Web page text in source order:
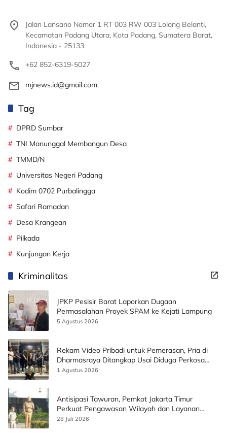
Jalan Lansano Nomor 1 RT 003 RW 003 Lolong Belanti,
Kecamatan Padang Utara, Kota Padang, Sumatera Barat,
Indonesia - 25133
+62 852-6319-5027
mjnews.id@gmail.com
Tag
DPRD Sumbar
TNI Manunggal Membangun Desa
TMMD/N
Universitas Negeri Padang
Kodim 0702 Purbalingga
Safari Ramadan
Desa Krangean
Pilkada
Kunjungan Kerja
Kriminalitas
JPKP Pesisir Barat Laporkan Dugaan
Permasalahan Proyek SPAM ke Kejati Lampung
5 Agustus 2026
Rekam Video Pribadi untuk Pemerasan, Pria di
Dharmasraya Ditangkap Usai Diduga Perkosa
Korban
1 Agustus 2026
Antisipasi Tawuran, Pemkot Jakarta Timur
Perkuat Pengawasan Wilayah dan Layanan
Publik
28 Juli 2026